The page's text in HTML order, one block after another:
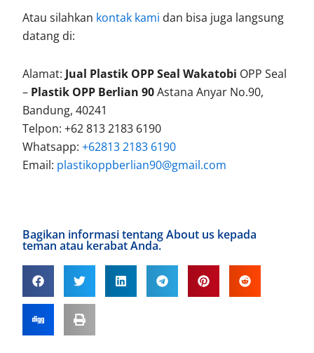
Atau silahkan kontak kami dan bisa juga langsung
datang di:
Alamat: Jual Plastik OPP Seal Wakatobi OPP Seal
– Plastik OPP Berlian 90Astana Anyar No.90,
Bandung, 40241
Telpon: +62 813 2183 6190
Whatsapp:+62813 2183 6190
Email: plastikoppberlian90@gmail.com
Bagikan informasi tentang About us kepada
teman atau kerabat Anda.